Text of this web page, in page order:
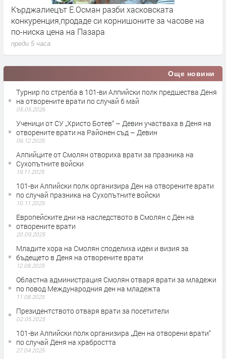
Кърджалиецът Е.Осман разби хасковската
конкуренция,продаде си корнишоните за часове на
по-ниска цена на Пазара
преди 5 часа
Още новини
Турнир по стрелба в 101-ви Алпийски полк предшества Деня
на отворените врати по случай 6 май
05.05.2026
Ученици от СУ „Христо Ботев“ – Девин участваха в Деня на
отворените врати на Районен съд – Девин
06.12.2025
Алпийците от Смолян отвориха врати за празника на
Сухопътните войски
19.11.2025
101-ви Алпийски полк организира Ден на отворените врати
по случай празника на Сухопътните войски
10.11.2025
Европейските дни на наследството в Смолян с Ден на
отворените врати
20.09.2025
Младите хора на Смолян споделиха идеи и визия за
бъдещето в Деня на отворените врати
12.08.2025
Областна администрация Смолян отваря врати за младежи
по повод Международния ден на младежта
11.08.2025
Президентството отваря врати за посетители
02.05.2025
101-ви Алпийски полк организира „Ден на отворени врати“
по случай Деня на храбростта
27.04.2025